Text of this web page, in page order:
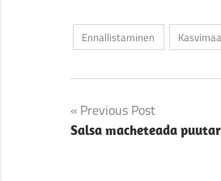
Ennallistaminen Kasvimaa
Artikkelien
selaus
Previous Post
Salsa macheteada